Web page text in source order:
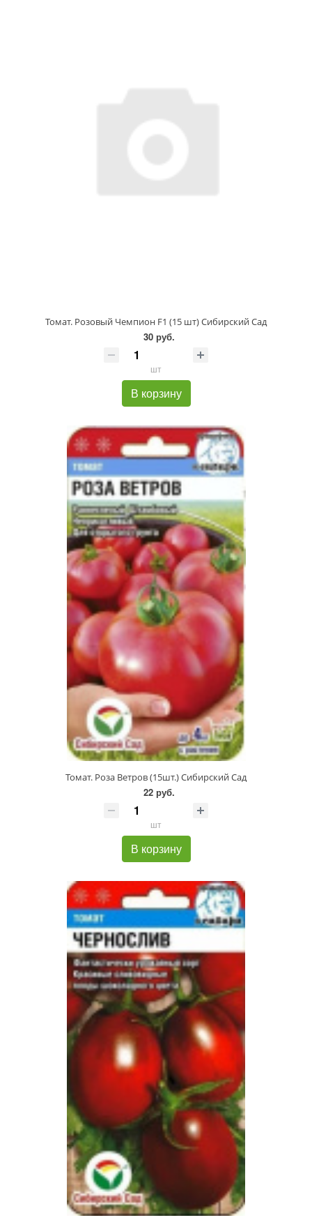
Томат. Розовый Чемпион F1 (15 шт) Сибирский Сад
30 руб.
шт
В корзину
Томат. Роза Ветров (15шт.) Сибирский Сад
22 руб.
шт
В корзину